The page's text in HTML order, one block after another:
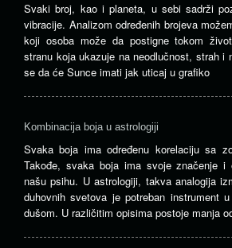
Svaki broj, kao i planeta, u sebi sadrži
vibracije. Analizom određenih brojeva
koji osoba može da postigne tokom
stranu koja ukazuje na neodlučnost, strah i
se da će Sunce imati jak uticaj u grafiko
Kombinacija boja u astrologiji
Svaka boja ima određenu korelaciju sa
Takođe, svaka boja ima svoje značenje i
našu psihu. U astrologiji, takva analogija
duhovnih svetova je potreban instrument
dušom. U različitim opisima postoje manja